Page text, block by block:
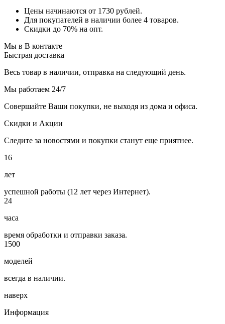
Цены начинаются от 1730 рублей.
Для покупателей в наличии более 4 товаров.
Скидки до 70% на опт.
Мы в В контакте
Быстрая доставка
Весь товар в наличии, отправка на следующий день.
Мы работаем 24/7
Совершайте Ваши покупки, не выходя из дома и офиса.
Скидки и Акции
Следите за новостями и покупки станут еще приятнее.
16
лет
успешной работы (12 лет через Интернет).
24
часа
время обработки и отправки заказа.
1500
моделей
всегда в наличии.
наверх
Информация